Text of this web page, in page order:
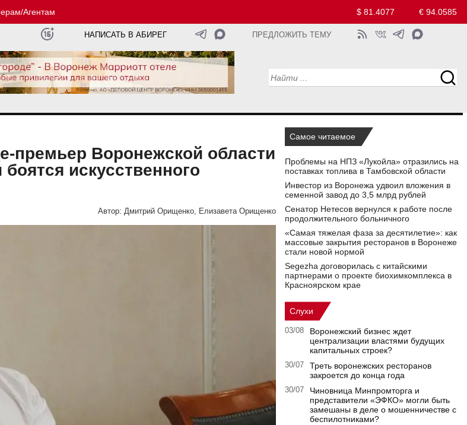
Агентам $ 81.4077 € 94.0585
НАПИСАТЬ В АБИРЕГ ПРЕДЛОЖИТЬ ТЕМУ
премьер Воронежской области
искусственного
Автор: Дмитрий Орищенко, Елизавета Орищенко
Самое читаемое
Проблемы на НПЗ «Лукойла» отразились на
поставках топлива в Тамбовской области
Инвестор из Воронежа удвоил вложения в
семенной завод до 3,5 млрд рублей
Сенатор Нетесов вернулся к работе после
продолжительного больничного
«Самая тяжелая фаза за десятилетие»: как
массовые закрытия ресторанов в Воронеже
стали новой нормой
Segezha договорилась с китайскими
партнерами о проекте биохимкомплекса в
Красноярском крае
Слухи
03/08
Воронежский бизнес ждет
централизации властями будущих
капитальных строек?
30/07
Треть воронежских ресторанов
закроется до конца года
30/07
Чиновница Минпромторга и
представители «ЭФКО» могли быть
замешаны в деле о мошенничестве с
беспилотниками?